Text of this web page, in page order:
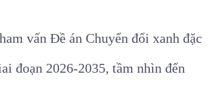
vấn Đề án Chuyển đổi xanh đặc
đoạn 2026-2035, tầm nhìn đến